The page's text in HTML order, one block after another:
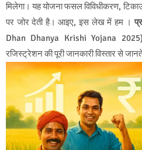
मिलेगा। यह योजना फसल विविधीकरण,
पर जोर देती है। आइए, इस लेख में हम ।
Dhan Dhanya Krishi Yojana 2025)
रजिस्ट्रेशन की पूरी जानकारी विस्तार से